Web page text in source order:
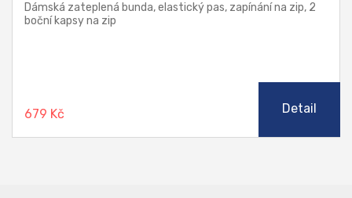
Dámská zateplená bunda, elastický pas, zapínání na zip, 2
boční kapsy na zip
679 Kč Detail